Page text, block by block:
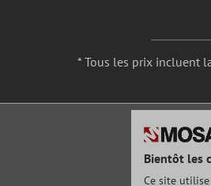
* Tous les prix incluent
Bientôt les
Ce site